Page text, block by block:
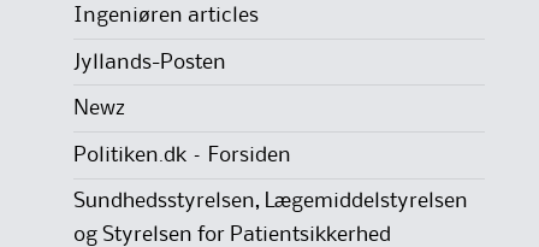
Ingeniøren articles
Jyllands-Posten
Newz
Politiken.dk – Forsiden
Sundhedsstyrelsen, Lægemiddelstyrelsen
og Styrelsen for Patientsikkerhed